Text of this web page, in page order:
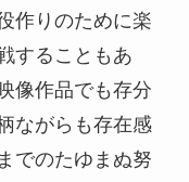
作りのために楽
することもあ
像作品でも存分
ながらも存在感
でのたゆまぬ努